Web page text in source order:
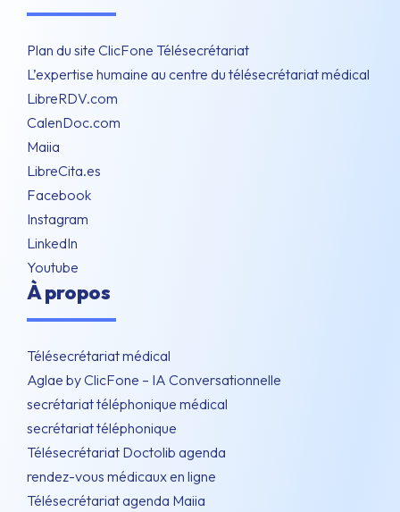
Plan du site ClicFone Télésecrétariat
L’expertise humaine au centre du télésecrétariat médical
LibreRDV.com
CalenDoc.com
Maiia
LibreCita.es
Facebook
Instagram
LinkedIn
Youtube
À propos
Télésecrétariat médical
Aglae by ClicFone – IA Conversationnelle
secrétariat téléphonique médical
secrétariat téléphonique
Télésecrétariat Doctolib agenda
rendez-vous médicaux en ligne
Télésecrétariat agenda Maiia